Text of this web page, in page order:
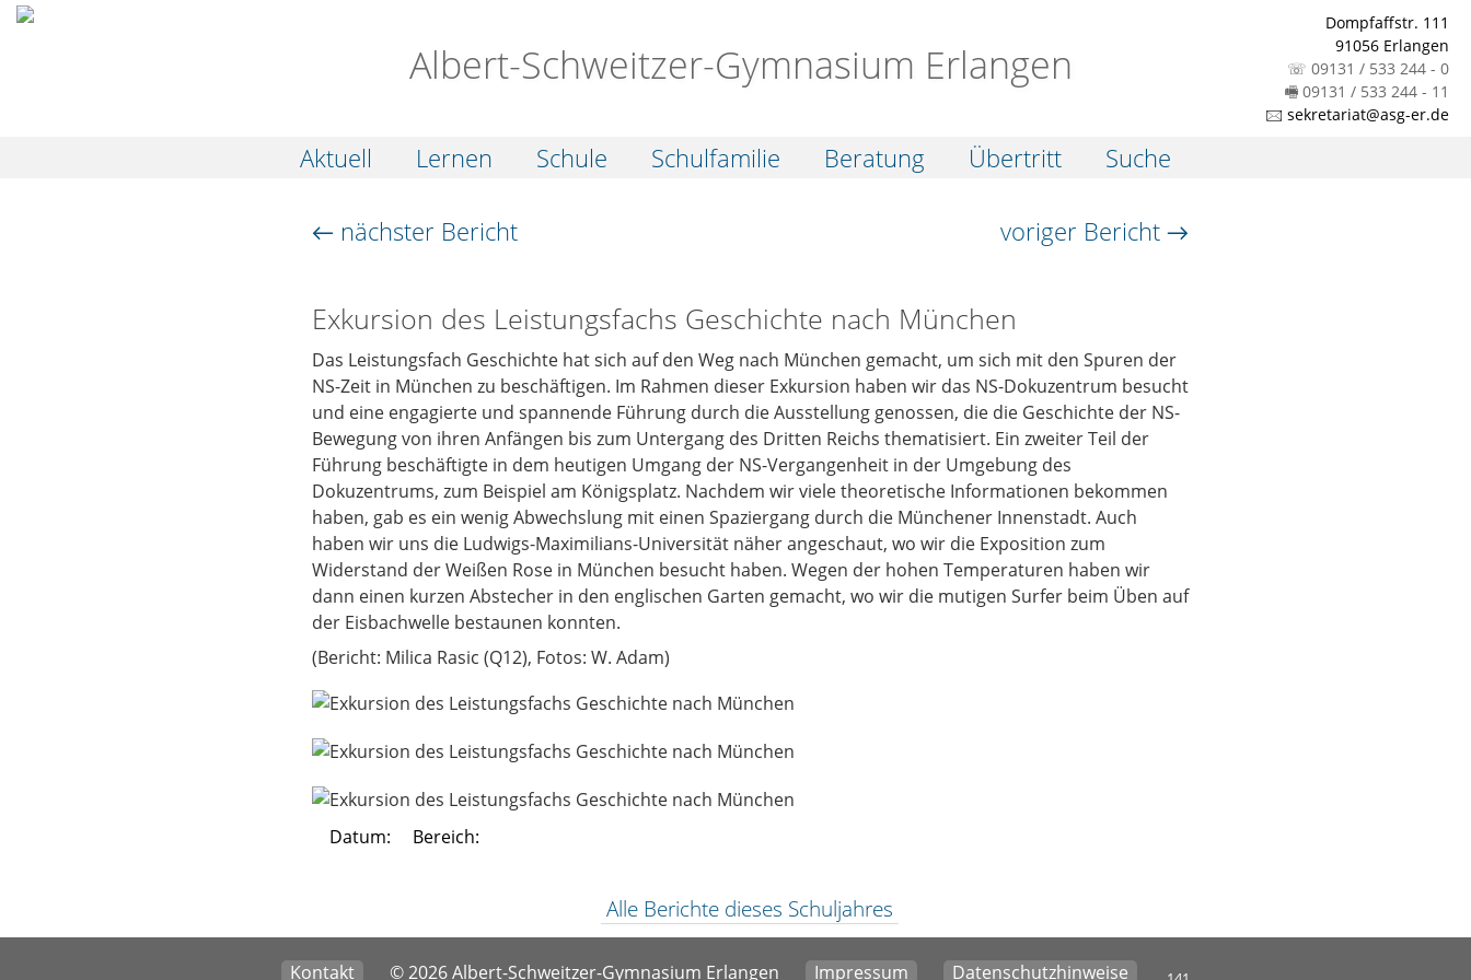
Albert-Schweitzer-Gymnasium Erlangen
Dompfaffstr. 111
91056 Erlangen
☏ 09131 / 533 244 - 0
🖷 09131 / 533 244 - 11
🖂 sekretariat@asg-er.de
Aktuell Lernen Schule Schulfamilie Beratung Übertritt Suche
← nächster Bericht voriger Bericht →
Exkursion des Leistungsfachs Geschichte nach München
Das Leistungsfach Geschichte hat sich auf den Weg nach München gemacht, um sich mit den Spuren der
NS-Zeit in München zu beschäftigen. Im Rahmen dieser Exkursion haben wir das NS-Dokuzentrum besucht
und eine engagierte und spannende Führung durch die Ausstellung genossen, die die Geschichte der NS-
Bewegung von ihren Anfängen bis zum Untergang des Dritten Reichs thematisiert. Ein zweiter Teil der
Führung beschäftigte in dem heutigen Umgang der NS-Vergangenheit in der Umgebung des
Dokuzentrums, zum Beispiel am Königsplatz. Nachdem wir viele theoretische Informationen bekommen
haben, gab es ein wenig Abwechslung mit einen Spaziergang durch die Münchener Innenstadt. Auch
haben wir uns die Ludwigs-Maximilians-Universität näher angeschaut, wo wir die Exposition zum
Widerstand der Weißen Rose in München besucht haben. Wegen der hohen Temperaturen haben wir
dann einen kurzen Abstecher in den englischen Garten gemacht, wo wir die mutigen Surfer beim Üben auf
der Eisbachwelle bestaunen konnten.
(Bericht: Milica Rasic (Q12), Fotos: W. Adam)
Datum: Bereich:
Alle Berichte dieses Schuljahres
Kontakt © 2026 Albert-Schweitzer-Gymnasium Erlangen Impressum Datenschutzhinweise